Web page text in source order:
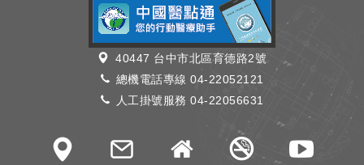
40447 台中市北區育德路2號
總機電話專線 04-22052121
人工掛號服務 04-22056631